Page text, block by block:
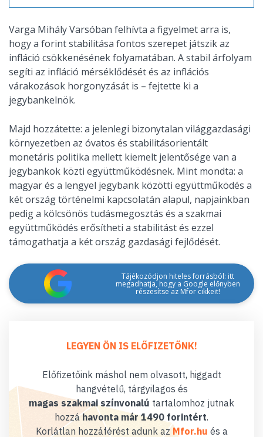
Varga Mihály Varsóban felhívta a figyelmet arra is,
hogy a forint stabilitása fontos szerepet játszik az
infláció csökkenésének folyamatában. A stabil árfolyam
segíti az infláció mérséklődését és az inflációs
várakozások horgonyzását is – fejtette ki a
jegybankelnök.
Majd hozzátette: a jelenlegi bizonytalan világgazdasági
környezetben az óvatos és stabilitásorientált
monetáris politika mellett kiemelt jelentősége van a
jegybankok közti együttműködésnek. Mint mondta: a
magyar és a lengyel jegybank közötti együttműködés a
két ország történelmi kapcsolatán alapul, napjainkban
pedig a kölcsönös tudásmegosztás és a szakmai
együttműködés erősítheti a stabilitást és ezzel
támogathatja a két ország gazdasági fejlődését.
Tájékozódjon hiteles forrásból: itt
megadhatja, hogy a Google előnyben
részesítse az Mfor cikkeit!
LEGYEN ÖN IS ELŐFIZETŐNK!
Előfizetőink máshol nem olvasott, higgadt
hangvételű, tárgyilagos és
magas szakmai színvonalú tartalomhoz jutnak
hozzáhavonta már 1490 forintért.
Korlátlan hozzáférést adunk az Mfor.hu és a